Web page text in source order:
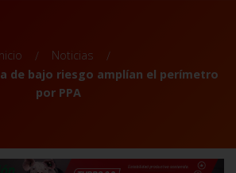
Noticias
de bajo riesgo amplían el perímetro
por PPA